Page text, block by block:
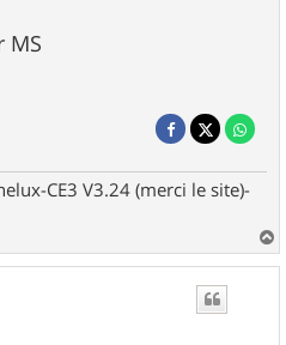
MS
CE3 V3.24 (merci le site)-
a
u